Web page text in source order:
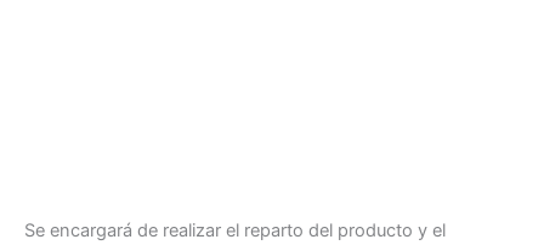
Se encargará de realizar el reparto del producto y el